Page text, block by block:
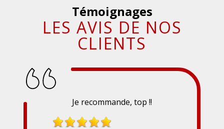
Témoignages
LES AVIS DE NOS
CLIENTS
Je recommande, top !!